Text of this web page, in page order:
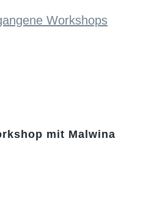
Workshops
mit Malwina